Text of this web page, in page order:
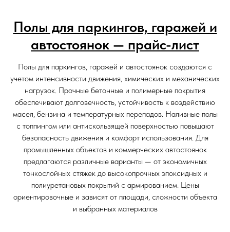
Полы для паркингов, гаражей и
автостоянок — прайс-лист
Полы для паркингов, гаражей и автостоянок создаются с
учетом интенсивности движения, химических и механических
нагрузок. Прочные бетонные и полимерные покрытия
обеспечивают долговечность, устойчивость к воздействию
масел, бензина и температурных перепадов. Наливные полы
с топпингом или антискользящей поверхностью повышают
безопасность движения и комфорт использования. Для
промышленных объектов и коммерческих автостоянок
предлагаются различные варианты — от экономичных
тонкослойных стяжек до высокопрочных эпоксидных и
полиуретановых покрытий с армированием. Цены
ориентировочные и зависят от площади, сложности объекта
и выбранных материалов